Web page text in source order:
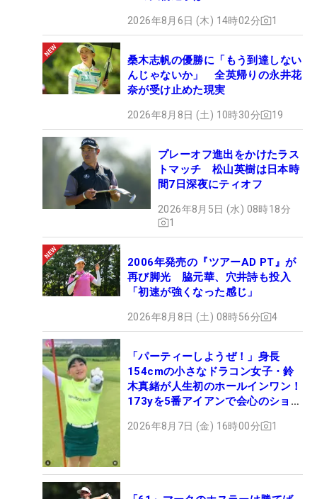
2026年8月6日 (木) 14時02分 1
桑木志帆の優勝に「もう到達しない
んじゃないか」 全英帰りの永井花
奈が受け止めた現実
2026年8月8日 (土) 10時30分 19
プレーオフ進出をかけたラス
トマッチ 松山英樹は日本時
間7日深夜にティオフ
2026年8月5日 (水) 08時18分
1
2006年発売の『ツアーAD PT』が
再び脚光 脇元華、穴井詩も投入
「初速が強くなった感じ」
2026年8月8日 (土) 08時56分 4
「パーティーしようぜ！」身長
154cmの小さなドラコン女子・鈴
木真緒が人生初のホールインワン！
173yを5番アイアンで会心のショッ
2026年8月7日 (金) 16時00分 1